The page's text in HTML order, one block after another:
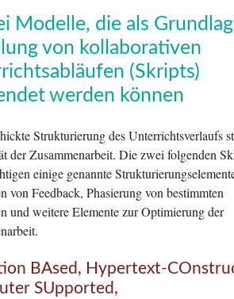
Modelle, die als
von kollaborativen
(Skripts)
werden können
Strukturierung des Unterrichtsverlaufs
der Zusammenarbeit. Die zwei folgenden
einige genannte
von Feedback, Phasierung von bestimmten
und weitere Elemente zur Optimierung der
BAsed, Hypertext-
SUpported,